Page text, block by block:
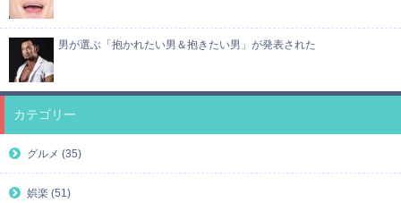
男が選ぶ「抱かれたい男＆抱きたい男」が発表された
カテゴリー
グルメ (35)
娯楽 (51)